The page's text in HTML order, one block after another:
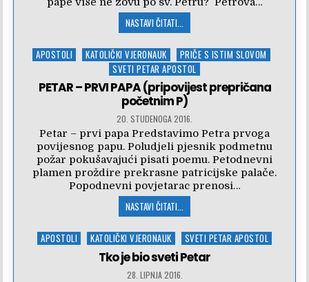
NASTAVI ČITATI...
Posted
APOSTOLI KATOLIČKI VJERONAUK
PRIČE S ISTIM SLOVOM
SVETI PETAR APOSTOL
PETAR – PRVI PAPA (pripovijest prepričana
početnim P)
20. STUDENOGA 2016.
Petar – prvi papa Predstavimo Petra prvoga
povijesnog papu. Poludjeli pjesnik podmetnu
požar pokušavajući pisati poemu. Petodnevni
plamen proždire prekrasne patricijske palače.
Popodnevni povjetarac prenosi…
NASTAVI ČITATI...
Posted
APOSTOLI KATOLIČKI VJERONAUK SVETI PETAR APOSTOL
Tko je bio sveti Petar
28. LIPNJA 2016.